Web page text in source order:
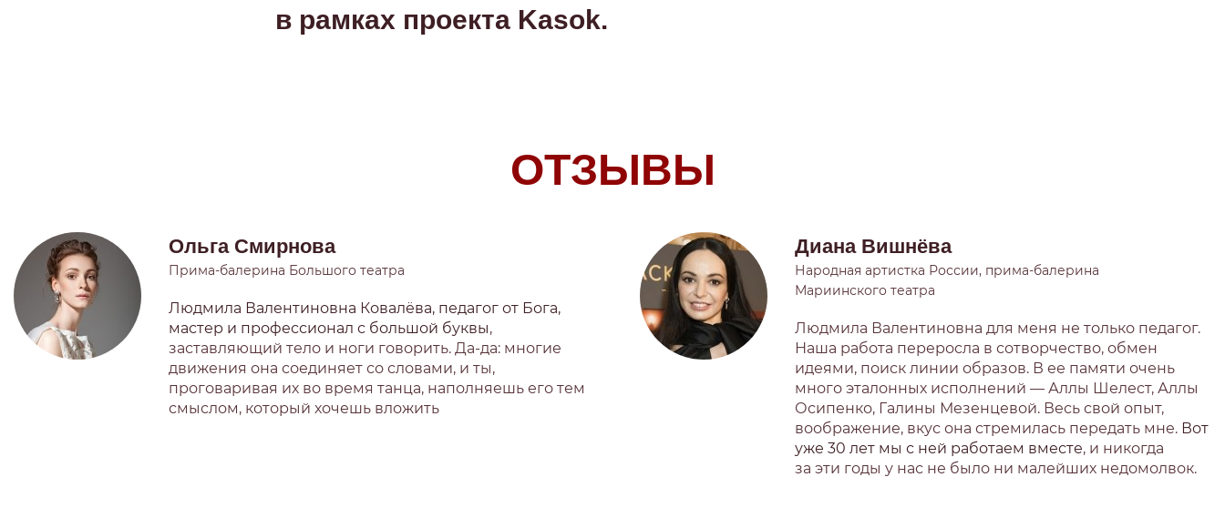
в рамках проекта Kasok.
ОТЗЫВЫ
Ольга Смирнова
Прима-балерина Большого театра
Людмила Валентиновна Ковалёва, педагог от Бога,
мастер и профессионал с большой буквы,
заставляющий тело и ноги говорить. Да-да: многие
движения она соединяет со словами, и ты,
проговаривая их во время танца, наполняешь его тем
смыслом, который хочешь вложить
Диана Вишнёва
Народная артистка России, прима-балерина
Мариинского театра
Людмила Валентиновна для меня не только педагог.
Наша работа переросла в сотворчество, обмен
идеями, поиск линии образов. В ее памяти очень
много эталонных исполнений — Аллы Шелест, Аллы
Осипенко, Галины Мезенцевой. Весь свой опыт,
воображение, вкус она стремилась передать мне. Вот
уже 30 лет мы с ней работаем вместе, и никогда
за эти годы у нас не было ни малейших недомолвок.